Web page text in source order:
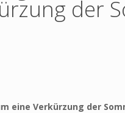
der
eine Verkürzung der